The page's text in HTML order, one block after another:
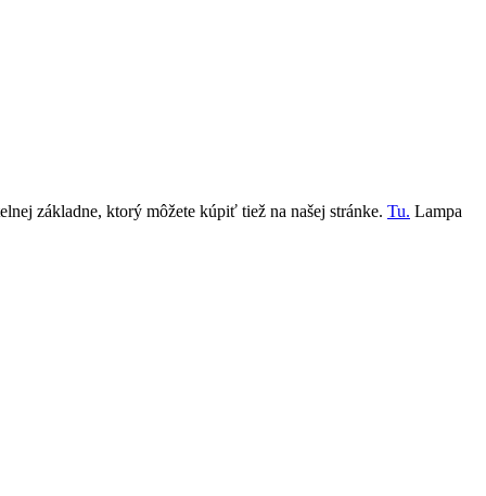
základne, ktorý môžete kúpiť tiež na našej stránke. Tu. Lampa